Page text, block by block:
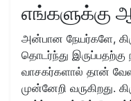
எங்களுக்கு
அன்பான நேயர்களே,
தொடர்ந்து
வாசகர்களால் தான்
முன்னேறி வருகிறது.